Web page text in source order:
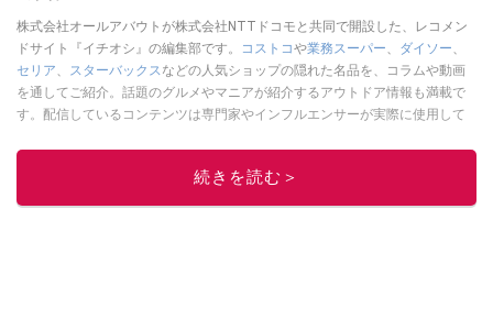
株式会社オールアバウトが株式会社NTTドコモと共同で開設した、レコメン
ドサイト『イチオシ』の編集部です。
コストコや業務スーパー、 ダイソー、
セリア、 スターバックスなどの人気ショップの隠れた名品を、コラムや動画
を通してご紹介。話題のグルメやマニアが紹介するアウトドア情報も満載で
す。配信しているコンテンツは専門家やインフルエンサーが実際に使用して
ニュースでフォロー
続きを読む＞